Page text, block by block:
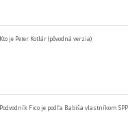
Kto je Peter Kotlár (pôvodná verzia)
Podvodník Fico je podľa Babiša vlastníkom SPP